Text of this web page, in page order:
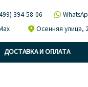
394-58-06 
Max  Осенняя улица,
ДОСТАВКА И ОПЛАТА